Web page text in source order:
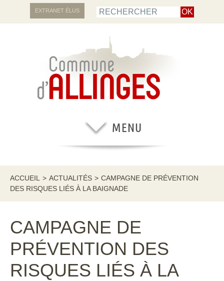
EXTRANET ÉLUS
ACCUEIL > ACTUALITÉS > CAMPAGNE DE PRÉVENTION
DES RISQUES LIÉS À LA BAIGNADE
CAMPAGNE DE
PRÉVENTION DES
RISQUES LIÉS À LA